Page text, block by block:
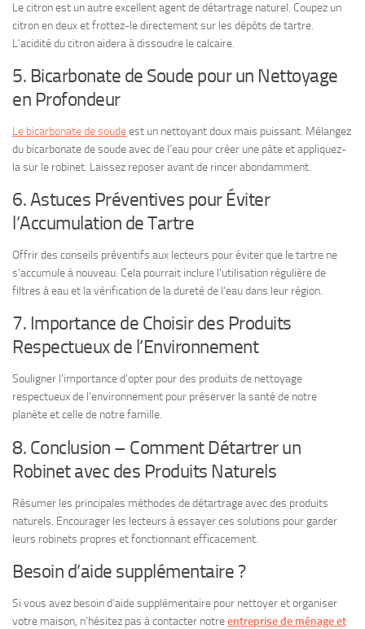
Le citron est un autre excellent agent de détartrage naturel. Coupez un
citron en deux et frottez-le directement sur les dépôts de tartre.
L’acidité du citron aidera à dissoudre le calcaire.
5. Bicarbonate de Soude pour un Nettoyage
en Profondeur
Le bicarbonate de soudeest un nettoyant doux mais puissant. Mélangez
du bicarbonate de soude avec de l’eau pour créer une pâte et appliquez-
la sur le robinet. Laissez reposer avant de rincer abondamment.
6. Astuces Préventives pour Éviter
l’Accumulation de Tartre
Offrir des conseils préventifs aux lecteurs pour éviter que le tartre ne
s’accumule à nouveau. Cela pourrait inclure l’utilisation régulière de
filtres à eau et la vérification de la dureté de l’eau dans leur région.
7. Importance de Choisir des Produits
Respectueux de l’Environnement
Souligner l’importance d’opter pour des produits de nettoyage
respectueux de l’environnement pour préserver la santé de notre
planète et celle de notre famille.
8. Conclusion – Comment Détartrer un
Robinet avec des Produits Naturels
Résumer les principales méthodes de détartrage avec des produits
naturels. Encourager les lecteurs à essayer ces solutions pour garder
leurs robinets propres et fonctionnant efficacement.
Besoin d’aide supplémentaire ?
Si vous avez besoin d’aide supplémentaire pour nettoyer et organiser
votre maison, n’hésitez pas à contacter notreentreprise de ménage et